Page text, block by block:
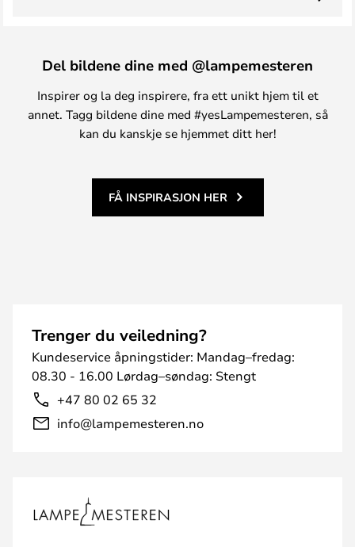
Del bildene dine med @lampemesteren
Inspirer og la deg inspirere, fra ett unikt hjem til et
annet. Tagg bildene dine med #yesLampemesteren, så
kan du kanskje se hjemmet ditt her!
FÅ INSPIRASJON HER
Trenger du veiledning?
Kundeservice åpningstider: Mandag–fredag:
08.30 - 16.00 Lørdag–søndag: Stengt
+47 80 02 65 32
info@lampemesteren.no